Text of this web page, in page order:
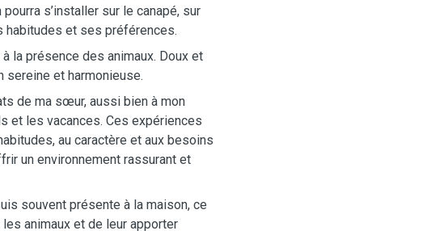
s’installer sur le canapé, sur
habitudes et ses préférences.
à la présence des animaux. Doux et
sereine et harmonieuse.
de ma sœur, aussi bien à mon
et les vacances. Ces expériences
au caractère et aux besoins
un environnement rassurant et
souvent présente à la maison, ce
animaux et de leur apporter